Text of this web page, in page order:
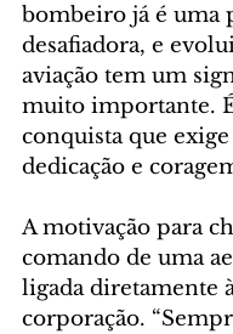
bombeiro já é uma
desafiadora, e
aviação tem um
muito importante.
conquista que
dedicação e
A motivação para
comando de uma
ligada diretamente
corporação.